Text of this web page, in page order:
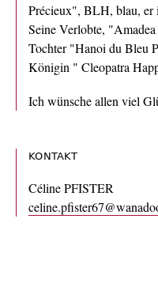
Précieux", BLH, blau, er
Seine Verlobte,
Tochter "Hanoi du Bleu
Königin " Cleopatra
Ich wünsche allen viel
KONTAKT
Céline PFISTER